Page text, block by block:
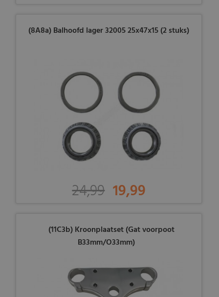
(8A8a) Balhoofd lager 32005 25x47x15 (2 stuks)
24,99 19,99
(11C3b) Kroonplaatset (Gat voorpoot
B33mm/O33mm)